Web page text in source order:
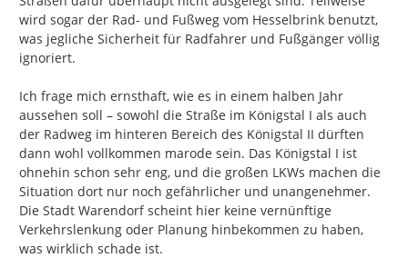
wird sogar der Rad- und Fußweg vom Hesselbrink benutzt,
was jegliche Sicherheit für Radfahrer und Fußgänger völlig
ignoriert.
Ich frage mich ernsthaft, wie es in einem halben Jahr
aussehen soll – sowohl die Straße im Königstal I als auch
der Radweg im hinteren Bereich des Königstal II dürften
dann wohl vollkommen marode sein. Das Königstal I ist
ohnehin schon sehr eng, und die großen LKWs machen die
Situation dort nur noch gefährlicher und unangenehmer.
Die Stadt Warendorf scheint hier keine vernünftige
Verkehrslenkung oder Planung hinbekommen zu haben,
was wirklich schade ist.